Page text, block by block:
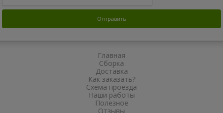
Главная
Сборка
Доставка
Как заказать?
Схема проезда
Наши работы
Полезное
Отзывы